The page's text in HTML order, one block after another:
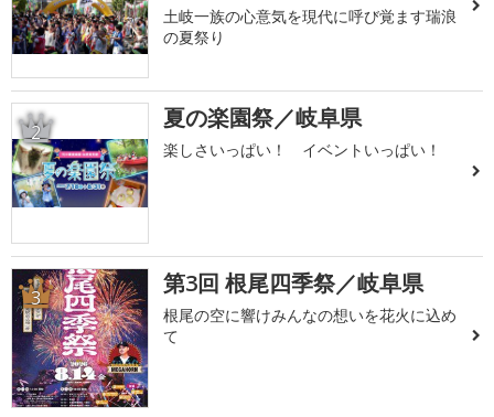
土岐一族の心意気を現代に呼び覚ます瑞浪
の夏祭り
2 夏の楽園祭／岐阜県
楽しさいっぱい！ イベントいっぱい！
3 第3回 根尾四季祭／岐阜県
根尾の空に響けみんなの想いを花火に込め
て